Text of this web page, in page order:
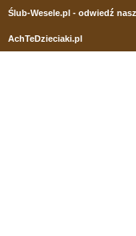
Ślub-Wesele.pl - odwiedź
AchTeDzieciaki.pl